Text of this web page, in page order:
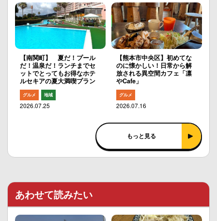
【南関町】 夏だ！プール
だ！温泉だ！ランチまでセ
ットでとってもお得なホテ
ルセキアの夏大満喫プラン
グルメ 地域
2026.07.25
【熊本市中央区】初めてな
のに懐かしい！日常から解
放される異空間カフェ「凛
やCafe」
グルメ
2026.07.16
もっと見る
あわせて読みたい